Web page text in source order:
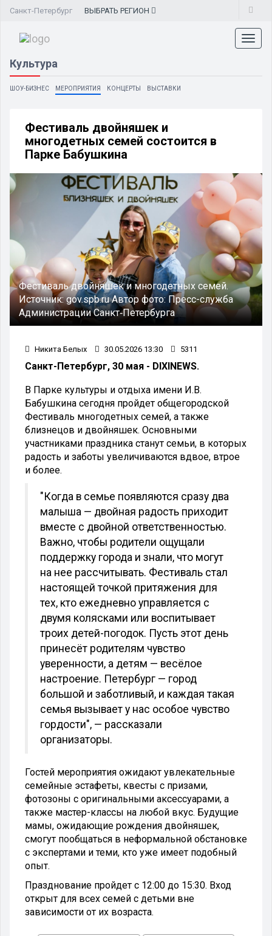
Санкт-Петербург ВЫБРАТЬ РЕГИОН
Культура
ШОУ-БИЗНЕС МЕРОПРИЯТИЯ КОНЦЕРТЫ ВЫСТАВКИ
Фестиваль двойняшек и
многодетных семей состоится в
Парке Бабушкина
Фестиваль двойняшек и многодетных семей.
Источник:gov.spb.ruАвтор фото:Пресс-служба
Администрации Санкт‑Петербурга
Никита Белых 30.05.2026 13:30 5311
Санкт-Петербург, 30 мая - DIXINEWS.
В Парке культуры и отдыха имени И.В.
Бабушкина сегодня пройдет общегородской
Фестиваль многодетных семей, а также
близнецов и двойняшек. Основными
участниками праздника станут семьи, в которых
радость и заботы увеличиваются вдвое, втрое
и более.
"Когда в семье появляются сразу два
малыша — двойная радость приходит
вместе с двойной ответственностью.
Важно, чтобы родители ощущали
поддержку города и знали, что могут
на нее рассчитывать. Фестиваль стал
настоящей точкой притяжения для
тех, кто ежедневно управляется с
двумя колясками или воспитывает
троих детей-погодок. Пусть этот день
принесёт родителям чувство
уверенности, а детям — весёлое
настроение. Петербург — город
большой и заботливый, и каждая такая
семья вызывает у нас особое чувство
гордости", — рассказали
организаторы.
Гостей мероприятия ожидают увлекательные
семейные эстафеты, квесты с призами,
фотозоны с оригинальными аксессуарами, а
также мастер-классы на любой вкус. Будущие
мамы, ожидающие рождения двойняшек,
смогут пообщаться в неформальной обстановке
с экспертами и теми, кто уже имеет подобный
опыт.
Празднование пройдет с 12:00 до 15:30. Вход
открыт для всех семей с детьми вне
зависимости от их возраста.